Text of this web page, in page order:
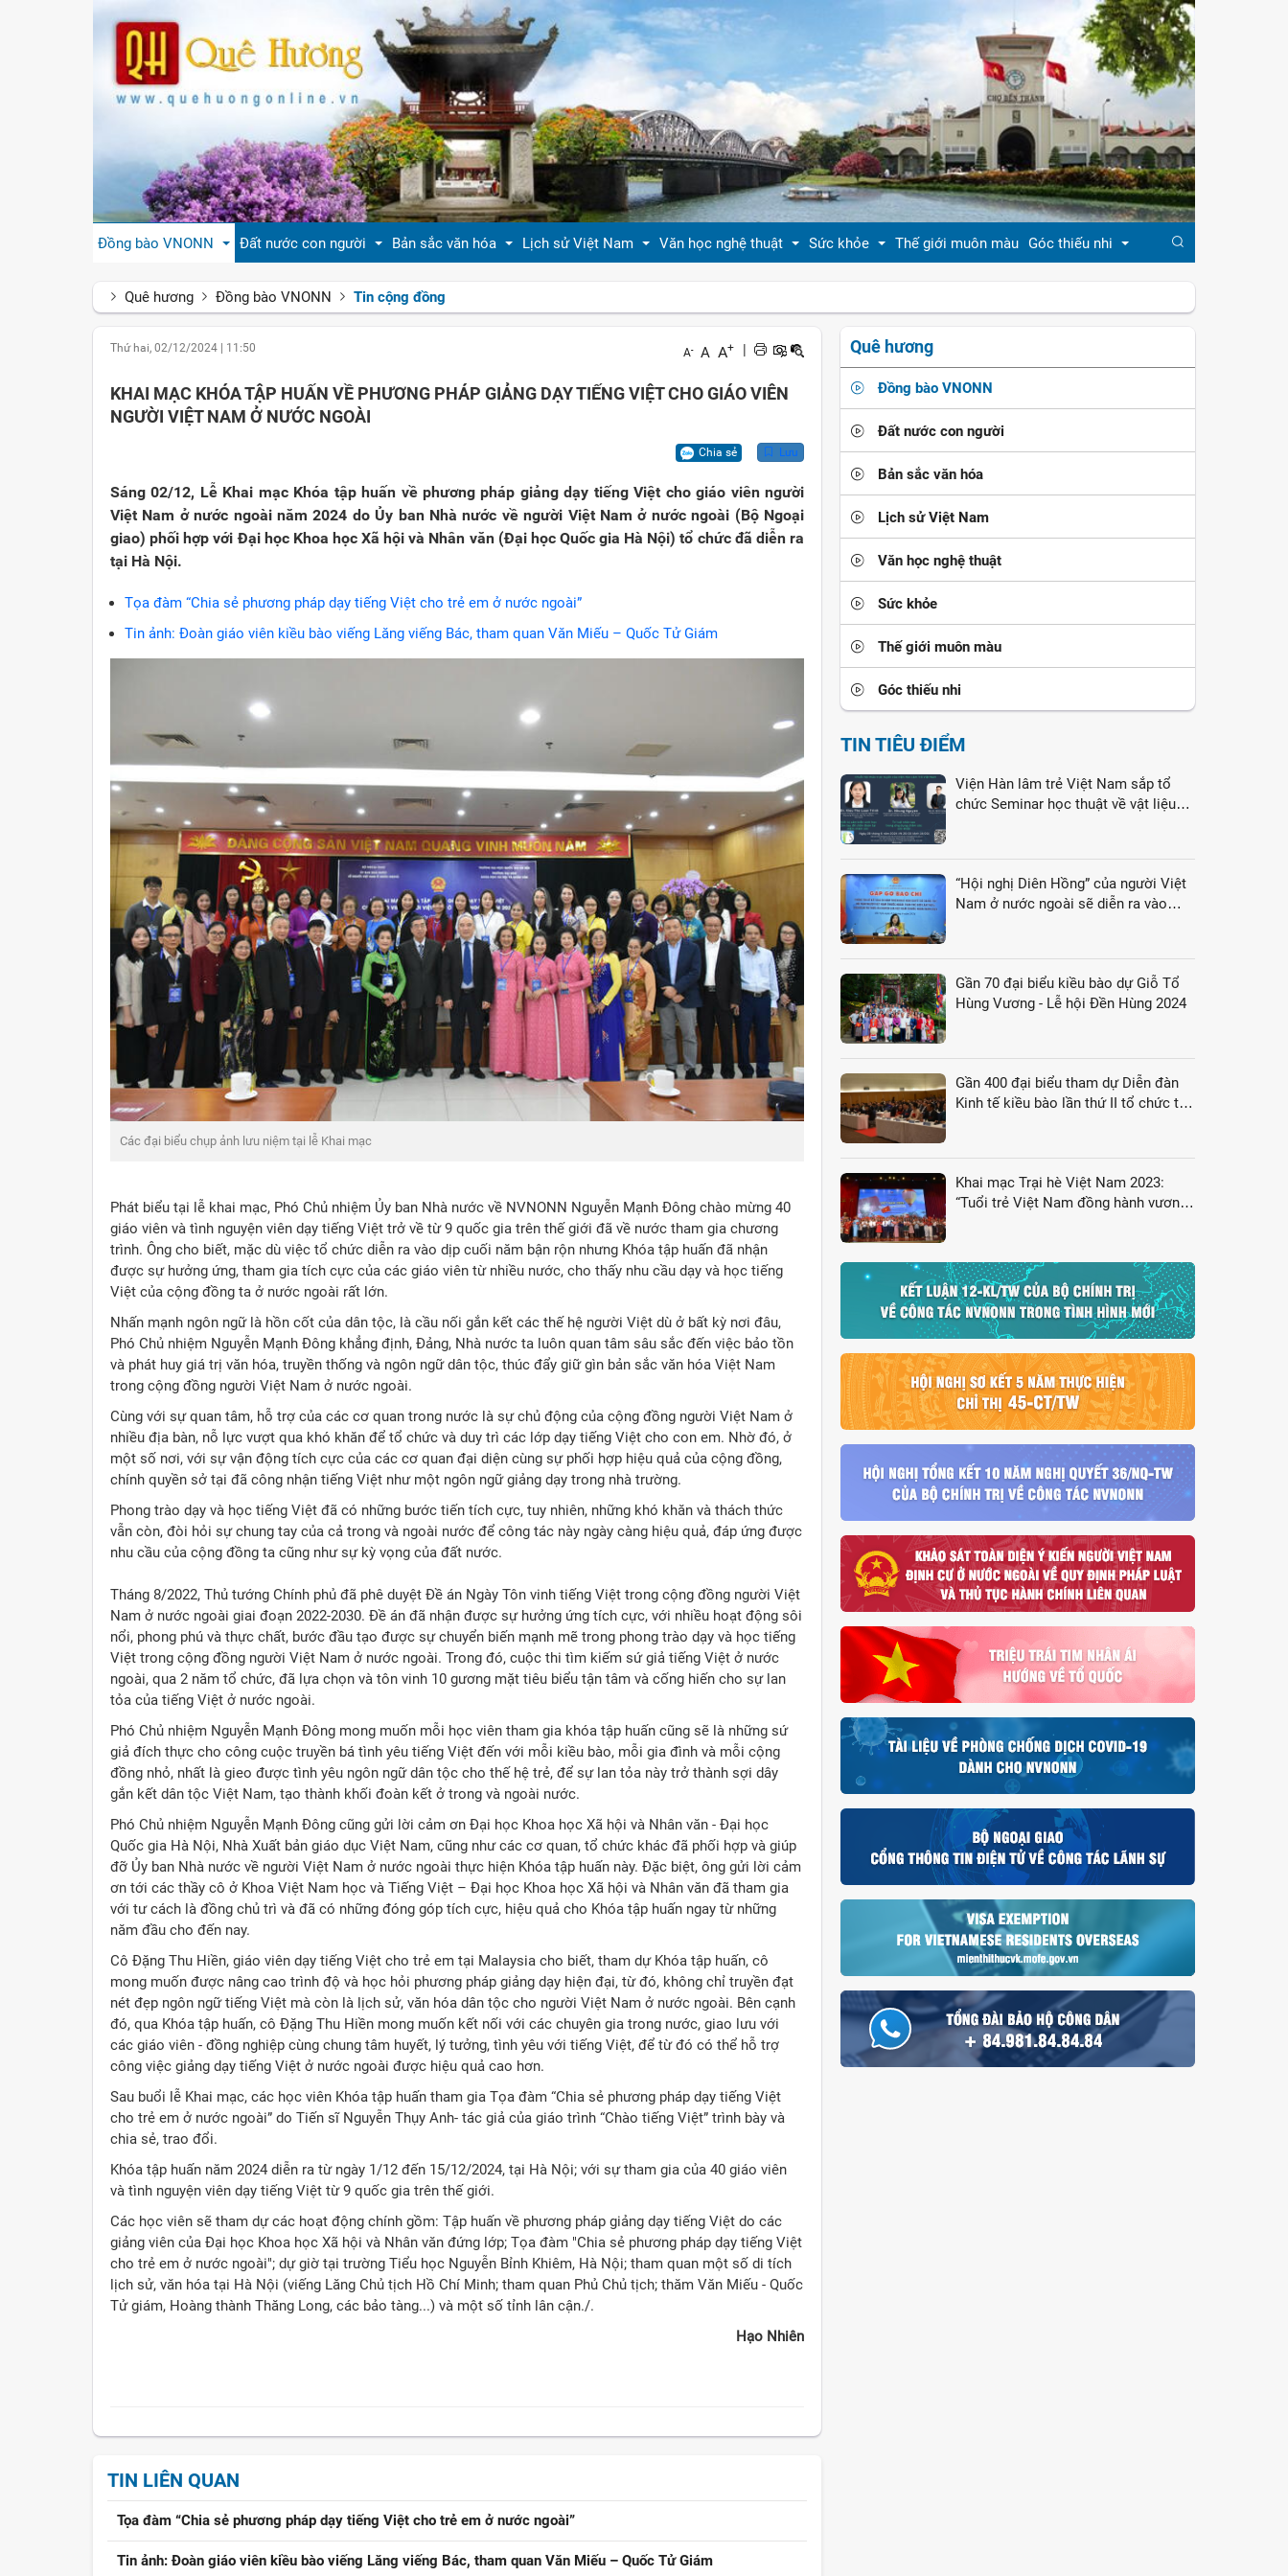
Đồng bào VNONN
Gương mặt
Trang văn học nghệ thuật
Triệu trái tim nhân ái hướng về Tổ quốc
Đất nước con người
Con người Việt Nam
Sự thật và chân lý không thể đảo ngược
Bản sắc văn hóa
Giải thích thành ngữ - tục ngữ
Việt sử giai thoại
Lịch sử Việt Nam Văn học nghệ thuật
Vui cười
Ca dao tục ngữ
Giai thoại Việt Nam
Sức khỏe
Sống đẹp
Sống khỏe
Làm đẹp
Thế giới muôn màu Góc thiếu nhi
Ca dao - tục ngữ
Đồng dao
Quê hương Đồng bào VNONN Tin cộng đồng
Thứ hai, 02/12/2024 11:50 A- A A+
KHAI MẠC KHÓA TẬP HUẤN VỀ PHƯƠNG PHÁP GIẢNG DẠY TIẾNG VIỆT CHO GIÁO VIÊN
NGƯỜI VIỆT NAM Ở NƯỚC NGOÀI
Chia sẻ Lưu
Sáng 02/12, Lễ Khai mạc Khóa tập huấn về phương pháp giảng dạy tiếng Việt cho giáo viên người
Việt Nam ở nước ngoài năm 2024 do ​Ủy ban Nhà nước về người Việt Nam ở nước ngoài (Bộ Ngoại
giao) phối hợp với Đại học Khoa học Xã hội và Nhân văn (Đại học Quốc gia Hà Nội) tổ chức đã diễn ra
tại Hà Nội.
Tọa đàm “Chia sẻ phương pháp dạy tiếng Việt cho trẻ em ở nước ngoài”
Tin ảnh: Đoàn giáo viên kiều bào viếng Lăng viếng Bác, tham quan Văn Miếu – Quốc Tử Giám
Phó Chủ nhiệm Ủy ban Nhà nước về NVNONN Nguyễn Mạnh Đông phát biểu tại buổi lễ Các đại biểu tham dự buổi lễ
Phát biểu tại lễ khai mạc, Phó Chủ nhiệm Ủy ban Nhà nước về NVNONN Nguyễn Mạnh Đông chào mừng 40
giáo viên và tình nguyện viên dạy tiếng Việt trở về từ 9 quốc gia trên thế giới đã về nước tham gia chương
trình. Ông cho biết, mặc dù việc tổ chức diễn ra vào dịp cuối năm bận rộn nhưng Khóa tập huấn đã nhận
được sự hưởng ứng, tham gia tích cực của các giáo viên từ nhiều nước, cho thấy nhu cầu dạy và học tiếng
Việt của cộng đồng ta ở nước ngoài rất lớn.
Nhấn mạnh ngôn ngữ là hồn cốt của dân tộc, là cầu nối gắn kết các thế hệ người Việt dù ở bất kỳ nơi đâu,
Phó Chủ nhiệm Nguyễn Mạnh Đông khẳng định, Đảng, Nhà nước ta luôn quan tâm sâu sắc đến việc bảo tồn
và phát huy giá trị văn hóa, truyền thống và ngôn ngữ dân tộc, thúc đẩy giữ gìn bản sắc văn hóa Việt Nam
trong cộng đồng người Việt Nam ở nước ngoài.
Cùng với sự quan tâm, hỗ trợ của các cơ quan trong nước là sự chủ động của cộng đồng người Việt Nam ở
nhiều địa bàn, nỗ lực vượt qua khó khăn để tổ chức và duy trì các lớp dạy tiếng Việt cho con em. Nhờ đó, ở
một số nơi, với sự vận động tích cực của các cơ quan đại diện cùng sự phối hợp hiệu quả của cộng đồng,
chính quyền sở tại đã công nhận tiếng Việt như một ngôn ngữ giảng dạy trong nhà trường.
Phong trào dạy và học tiếng Việt đã có những bước tiến tích cực, tuy nhiên, những khó khăn và thách thức
vẫn còn, đòi hỏi sự chung tay của cả trong và ngoài nước để công tác này ngày càng hiệu quả, đáp ứng được
nhu cầu của cộng đồng ta cũng như sự kỳ vọng của đất nước.
Tháng 8/2022, Thủ tướng Chính phủ đã phê duyệt Đề án Ngày Tôn vinh tiếng Việt trong cộng đồng người Việt
Nam ở nước ngoài giai đoạn 2022-2030. Đề án đã nhận được sự hưởng ứng tích cực, với nhiều hoạt động sôi
nổi, phong phú và thực chất, bước đầu tạo được sự chuyển biến mạnh mẽ trong phong trào dạy và học tiếng
Việt trong cộng đồng người Việt Nam ở nước ngoài. Trong đó, cuộc thi tìm kiếm sứ giả tiếng Việt ở nước
ngoài, qua 2 năm tổ chức, đã lựa chọn và tôn vinh 10 gương mặt tiêu biểu tận tâm và cống hiến cho sự lan
tỏa của tiếng Việt ở nước ngoài.
Phó Chủ nhiệm Nguyễn Mạnh Đông mong muốn mỗi học viên tham gia khóa tập huấn cũng sẽ là những sứ
giả đích thực cho công cuộc truyền bá tình yêu tiếng Việt đến với mỗi kiều bào, mỗi gia đình và mỗi cộng
đồng nhỏ, nhất là gieo được tình yêu ngôn ngữ dân tộc cho thế hệ trẻ, để sự lan tỏa này trở thành sợi dây
gắn kết dân tộc Việt Nam, tạo thành khối đoàn kết ở trong và ngoài nước.
Phó Chủ nhiệm Nguyễn Mạnh Đông cũng gửi lời cảm ơn Đại học Khoa học Xã hội và Nhân văn - Đại học
Quốc gia Hà Nội, Nhà Xuất bản giáo dục Việt Nam, cũng như các cơ quan, tổ chức khác đã phối hợp và giúp
đỡ Ủy ban Nhà nước về người Việt Nam ở nước ngoài thực hiện Khóa tập huấn này. Đặc biệt, ông gửi lời cảm
ơn tới các thầy cô ở Khoa Việt Nam học và Tiếng Việt – Đại học Khoa học Xã hội và Nhân văn đã tham gia
với tư cách là đồng chủ trì và đã có những đóng góp tích cực, hiệu quả cho Khóa tập huấn ngay từ những
năm đầu cho đến nay.
Cô Đặng Thu Hiền, giáo viên dạy tiếng Việt cho trẻ em tại Malaysia​ cho biết, tham dự Khóa tập huấn, cô
mong muốn được nâng cao trình độ và học hỏi phương pháp giảng dạy hiện đại, từ đó, không chỉ truyền đạt
nét đẹp ngôn ngữ tiếng Việt mà còn là lịch sử, văn hóa dân tộc cho người Việt Nam ở nước ngoài. Bên cạnh
đó, qua Khóa tập huấn, cô Đặng Thu Hiền mong muốn kết nối với các chuyên gia trong nước, giao ​lưu với
các giáo viên - đồng nghiệp cùng chung tâm huyết, lý tưởng, tình yêu với tiếng Việt, để từ đó có thể hỗ trợ
công việc giảng dạy tiếng Việt ở nước ngoài được hiệu quả cao hơn.
Sau buổi lễ Khai mạc, các học viên Khóa tập huấn tham gia Tọa đàm “Chia sẻ phương pháp dạy tiếng Việt
cho trẻ em ở nước ngoài” do Tiến sĩ Nguyễn Thụy Anh- tác giả của giáo trình “Chào tiếng Việt” trình bày và
chia sẻ, trao đổi.
Khóa tập huấn năm 2024 diễn ra từ ngày 1/12 đến 15/12/2024, tại Hà Nội; với sự tham gia của 40 giáo viên
và tình nguyện viên dạy tiếng Việt từ 9 quốc gia trên thế giới.
Các học viên sẽ tham dự các hoạt động chính gồm: Tập huấn về phương pháp giảng dạy tiếng Việt do các
giảng viên của Đại học Khoa học Xã hội và Nhân văn đứng lớp; Tọa đàm "Chia sẻ phương pháp dạy tiếng Việt
cho trẻ em ở nước ngoài"; dự giờ tại trường Tiểu học Nguyễn Bỉnh Khiêm, Hà Nội; tham quan một số di tích
lịch sử, văn hóa tại Hà Nội (viếng Lăng Chủ tịch Hồ Chí Minh; tham quan Phủ Chủ tịch; thăm Văn Miếu - Quốc
Tử giám, Hoàng thành Thăng Long, các bảo tàng...) và một số tỉnh lân cận./.
Hạo Nhiên
TIN LIÊN QUAN
Tọa đàm “Chia sẻ phương pháp dạy tiếng Việt cho trẻ em ở nước ngoài”
Tin ảnh: Đoàn giáo viên kiều bào viếng Lăng viếng Bác, tham quan Văn Miếu – Quốc Tử Giám
Quê hương
Đồng bào VNONN
Đất nước con người
Bản sắc văn hóa
Lịch sử Việt Nam
Văn học nghệ thuật
Sức khỏe
Thế giới muôn màu
Góc thiếu nhi
TIN TIÊU ĐIỂM
Viện Hàn lâm trẻ Việt Nam sắp tổ
chức Seminar học thuật về vật liệu
“Hội nghị Diên Hồng” của người Việt
Nam ở nước ngoài sẽ diễn ra vào
Gần 70 đại biểu kiều bào dự Giỗ Tổ
Hùng Vương - Lễ hội Đền Hùng 2024
Gần 400 đại biểu tham dự Diễn đàn
Kinh tế kiều bào lần thứ II tổ chức tại
Khai mạc Trại hè Việt Nam 2023:
“Tuổi trẻ Việt Nam đồng hành vươn